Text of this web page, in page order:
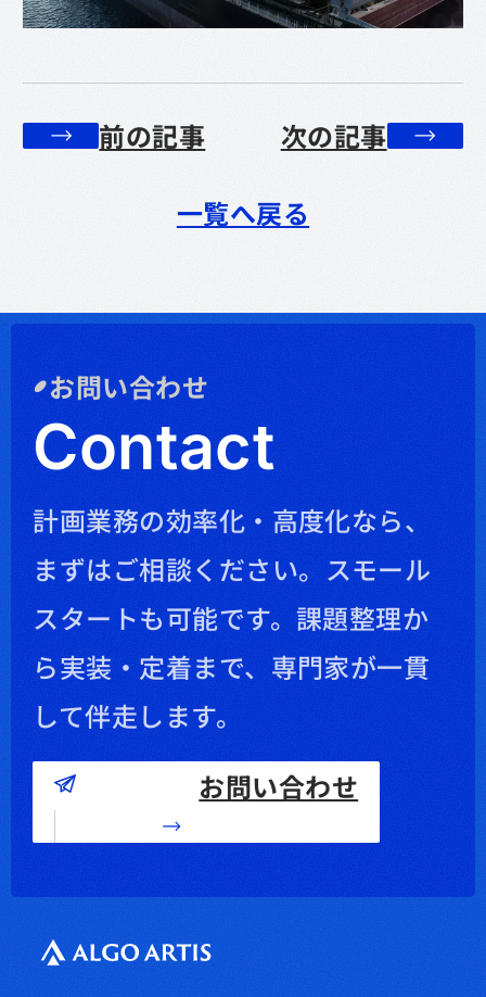
前の記事 次の記事
一覧へ戻る
お問い合わせ
Contact
計画業務の効率化・高度化なら、
まずはご相談ください。 スモール
スタートも可能です。課題整理か
ら実装・定着まで、専門家が一貫
して伴走します。
お問い合わせ